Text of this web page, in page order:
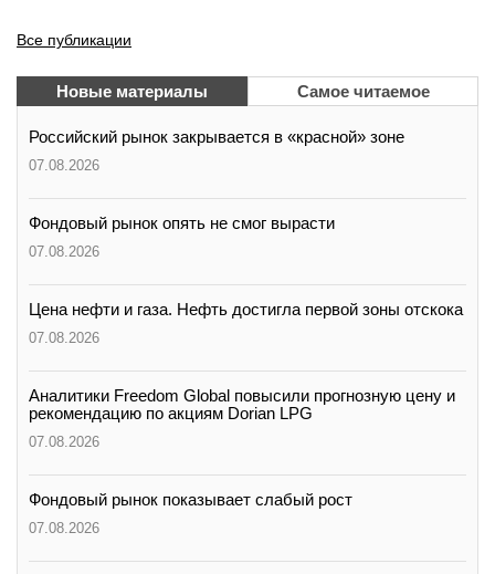
Все публикации
Новые материалы Самое читаемое
Российский рынок закрывается в «красной» зоне
07.08.2026
Фондовый рынок опять не смог вырасти
07.08.2026
Цена нефти и газа. Нефть достигла первой зоны отскока
07.08.2026
Аналитики Freedom Global повысили прогнозную цену и
рекомендацию по акциям Dorian LPG
07.08.2026
Фондовый рынок показывает слабый рост
07.08.2026